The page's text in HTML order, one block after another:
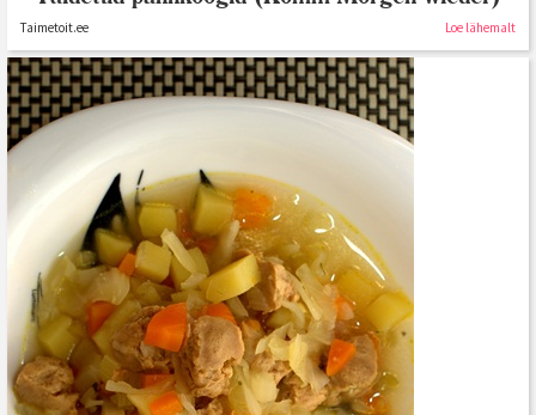
Taimetoit.ee Loe lähemalt